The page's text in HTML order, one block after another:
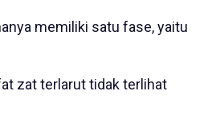
memiliki satu fase, yaitu
zat terlarut tidak terlihat